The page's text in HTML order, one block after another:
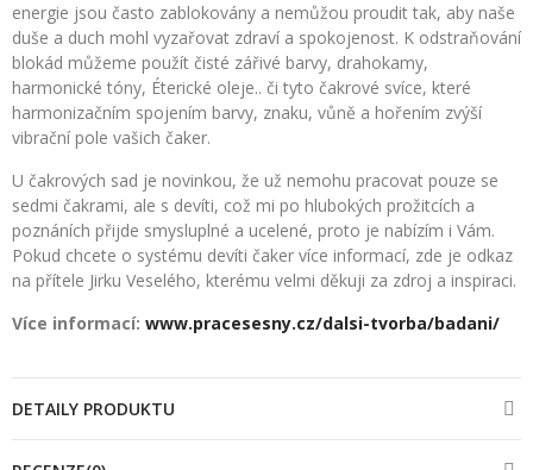
energie jsou často zablokovány a nemůžou proudit tak, aby naše
duše a duch mohl vyzařovat zdraví a spokojenost. K odstraňování
blokád můžeme použít čisté zářivé barvy, drahokamy,
harmonické tóny, Éterické oleje.. či tyto čakrové svíce, které
harmonizačním spojením barvy, znaku, vůně a hořením zvýší
vibrační pole vašich čaker.
U čakrových sad je novinkou, že už nemohu pracovat pouze se
sedmi čakrami, ale s devíti, což mi po hlubokých prožitcích a
poznáních přijde smysluplné a ucelené, proto je nabízím i Vám.
Pokud chcete o systému devíti čaker více informací, zde je odkaz
na přítele Jirku Veselého, kterému velmi děkuji za zdroj a inspiraci.
Více informací: www.pracesesny.cz/dalsi-tvorba/badani/
DETAILY PRODUKTU